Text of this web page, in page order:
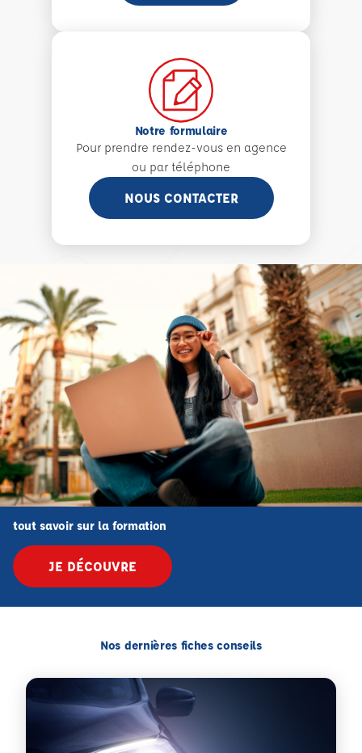
Notre formulaire
Pour prendre rendez-vous en agence
ou par téléphone
NOUS CONTACTER
tout savoir sur la formation
JE DÉCOUVRE
Nos dernières fiches conseils